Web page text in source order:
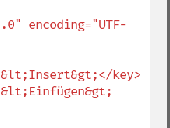
encoding="UTF-